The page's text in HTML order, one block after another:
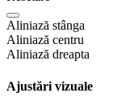
Aliniază stânga
Aliniază centru
Aliniază dreapta
Ajustări vizuale